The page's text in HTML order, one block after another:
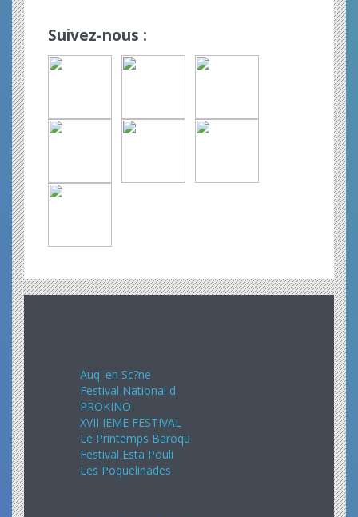
Suivez-nous :
Auq' en Sc?ne
Festival National d
PROKINO
XVII IEME FESTIVAL
Le Printemps Baroqu
Festival Esta Pouli
Les Poquelinades